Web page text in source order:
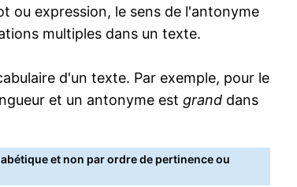
ou expression, le sens de l'antonyme
multiples dans un texte.
d'un texte. Par exemple, pour le
et un antonyme est grand dans
et non par ordre de pertinence ou